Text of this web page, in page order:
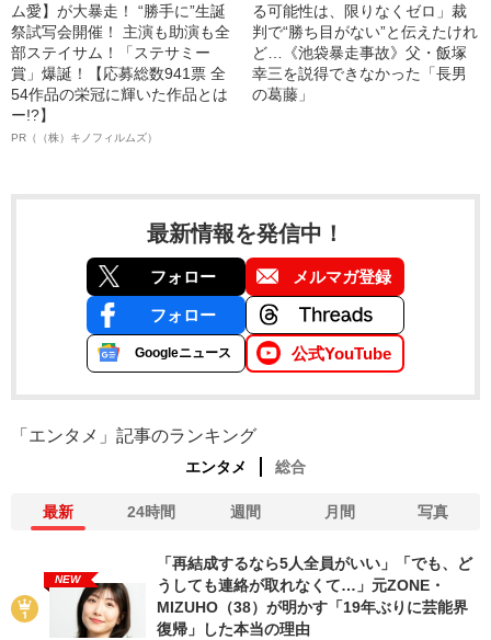
ム愛】が大暴走！ “勝手に”生誕
祭試写会開催！ 主演も助演も全
部ステイサム！「ステサミー
賞」爆誕！【応募総数941票 全
54作品の栄冠に輝いた作品とは
ー!?】
PR（（株）キノフィルムズ）
る可能性は、限りなくゼロ」裁
判で“勝ち目がない”と伝えたけれ
ど…《池袋暴走事故》父・飯塚
幸三を説得できなかった「長男
の葛藤」
最新情報を発信中！
フォロー メルマガ登録
フォロー
Googleニュース 公式YouTube
「エンタメ」記事のランキング
エンタメ 総合
最新 24時間 週間 月間 写真
NEW
「再結成するなら5人全員がいい」「でも、ど
うしても連絡が取れなくて…」元ZONE・
MIZUHO（38）が明かす「19年ぶりに芸能界
復帰」した本当の理由